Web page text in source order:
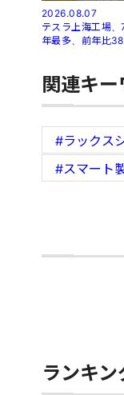
2026.08.07
テスラ上海工場
年最多、前年比
関連キ
#ラックス
#スマート
ランキン